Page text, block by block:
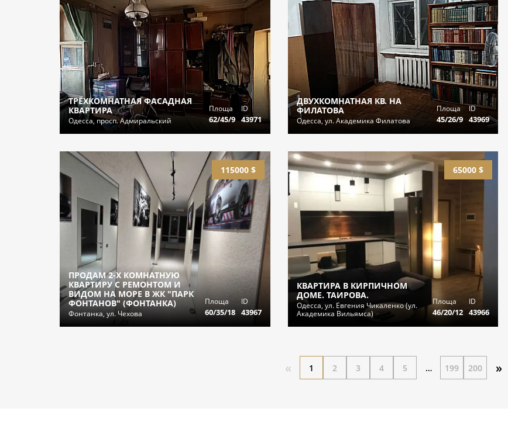
ТРЁХКОМНАТНАЯ ФАСАДНАЯ
КВАРТИРА
Одесса, просп. Адмиральский
Площа
62/45/9
ID
43971
ДВУХКОМНАТНАЯ КВ. НА
ФИЛАТОВА
Одесса, ул. Академика Филатова
Площа
45/26/9
ID
43969
115000 $
ПРОДАМ 2-Х КОМНАТНУЮ
КВАРТИРУ С РЕМОНТОМ И
ВИДОМ НА МОРЕ В ЖК "ПАРК
ФОНТАНОВ" (ФОНТАНКА)
Фонтанка, ул. Чехова
Площа
60/35/18
ID
43967
65000 $
КВАРТИРА В КИРПИЧНОМ
ДОМЕ. ТАИРОВА.
Одесса, ул. Евгения Чикаленко (ул.
Академика Вильямса)
Площа
46/20/12
ID
43966
« 1 2 3 4 5 … 199 200 »